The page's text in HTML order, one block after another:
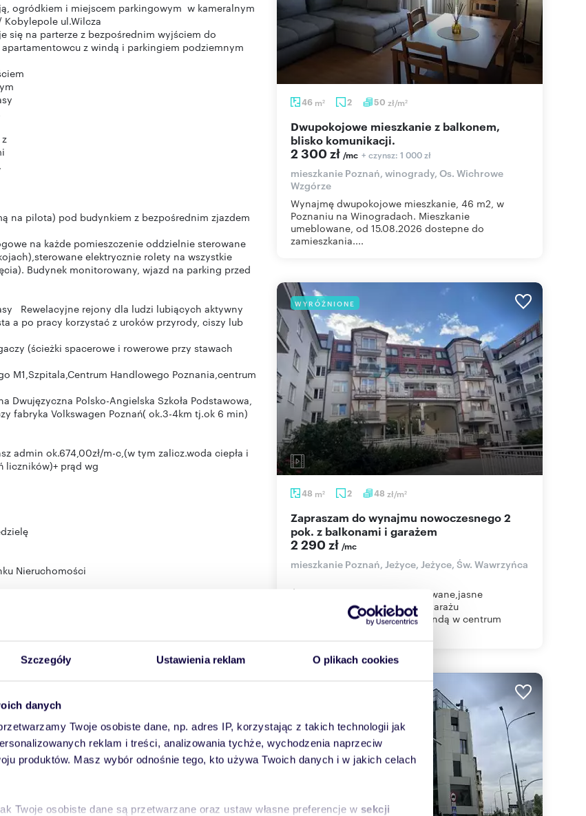
Szczegóły Ustawienia reklam O plikach cookies
danych
Twoje osobiste dane, np. adres IP, korzystając z takich technologii jak
reklam i treści, analizowania tychże, wychodzenia naprzeciw
produktów. Masz wybór odnośnie tego, kto używa Twoich danych i w jakich celach
Twoje osobiste dane są przetwarzane oraz ustaw własne preferencje w sekcji
ogródkiem i miejscem parkingowym w kameralnym
Kobylepole ul.Wilcza
się na parterze z bezpośrednim wyjściem do
z windą i parkingiem podziemnym
na pilota) pod budynkiem z bezpośrednim zjazdem
na każde pomieszczenie oddzielnie sterowane
elektrycznie rolety na wszystkie
Budynek monitorowany, wjazd na parking przed
Rewelacyjne rejony dla ludzi lubiących aktywny
a po pracy korzystać z uroków przyrody, ciszy lub
(ścieżki spacerowe i rowerowe przy stawach
M1,Szpitala,Centrum Handlowego Poznania,centrum
Dwujęzyczna Polsko-Angielska Szkoła Podstawowa,
fabryka Volkswagen Poznań( ok.3-4km tj.ok 6 min)
admin ok.674,00zł/m-c,(w tym zalicz.woda ciepła i
liczników)+ prąd wg
Nieruchomości
handlowej w myśl przepisów art 66par.1 kodeksu
located in the very center of Poznań,
building with an elevator, decorated in a modern-
renting 2 or 3 apartments!!!! E.g. for employees or
kitchen (with high-end household
is very modernly furnished (see photos). The
pizzerias)
46 m2 2 50 zł/m2
Dwupokojowe mieszkanie z balkonem,
blisko komunikacji.
2 300 zł /mc + czynsz: 1 000 zł
mieszkanie Poznań, winogrady, Os. Wichrowe
Wzgórze
Wynajmę dwupokojowe mieszkanie, 46 m2, w
Poznaniu na Winogradach. Mieszkanie
umeblowane, od 15.08.2026 dostepne do
zamieszkania....
WYRÓŻNIONE
48 m2 2 48 zł/m2
Zapraszam do wynajmu nowoczesnego 2
pok. z balkonami i garażem
2 290 zł /mc
mieszkanie Poznań, Jeżyce, Jeżyce, Św. Wawrzyńca
Świeżo odmalowane i umeblowane,jasne
2pok./ok.48m2 z miejscem w garażu
podziemnym,z 2 balkonami,windą w centrum